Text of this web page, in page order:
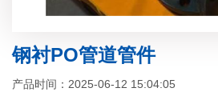
钢衬PO管道管件
产品时间：2025-06-12 15:04:05